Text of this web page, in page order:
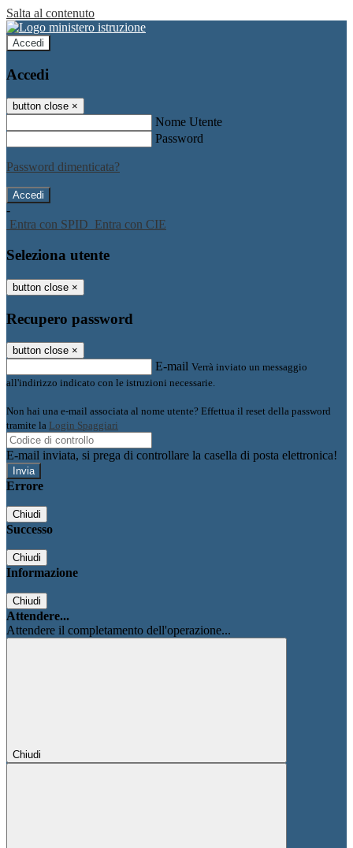
Salta al contenuto
Accedi
Accedi
button close ×
Nome Utente
Password
Password dimenticata?
-
Entra con SPID Entra con CIE
Seleziona utente
button close ×
Recupero password
button close ×
E-mail Verrà inviato un messaggio
all'indirizzo indicato con le istruzioni necessarie.
Non hai una e-mail associata al nome utente? Effettua il reset della password
tramite la Login Spaggiari
E-mail inviata, si prega di controllare la casella di posta elettronica!
Errore
Chiudi
Successo
Chiudi
Informazione
Chiudi
Attendere...
Attendere il completamento dell'operazione...
Chiudi